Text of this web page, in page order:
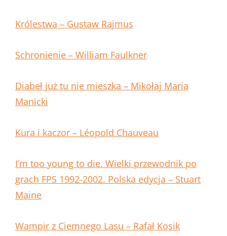
Królestwa – Gustaw Rajmus
Schronienie – William Faulkner
Diabeł już tu nie mieszka – Mikołaj Maria
Manicki
Kura i kaczor – Léopold Chauveau
I’m too young to die. Wielki przewodnik po
grach FPS 1992-2002. Polska edycja – Stuart
Maine
Wampir z Ciemnego Lasu – Rafał Kosik